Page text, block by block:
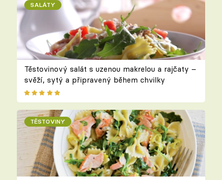
SALÁTY
Těstovinový salát s uzenou makrelou a rajčaty –
svěží, sytý a připravený během chvilky
TĚSTOVINY